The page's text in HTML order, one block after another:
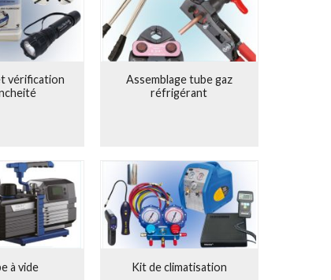
de l'activité commerciale. Les clients apprécient
de temps à Francfort.
ROTHENBERGERa présenté le système dit R,
d'outils pour l'évasement, le col et le cintrage de
: Il rendait les manchons à souder, les tés et les
l'entreprise n'a cessé de développer les outils
ces outils.
vérification
Assemblage tube gaz
réfrigérant
à vide Kit de climatisation